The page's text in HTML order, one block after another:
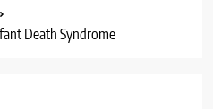
Death Syndrome